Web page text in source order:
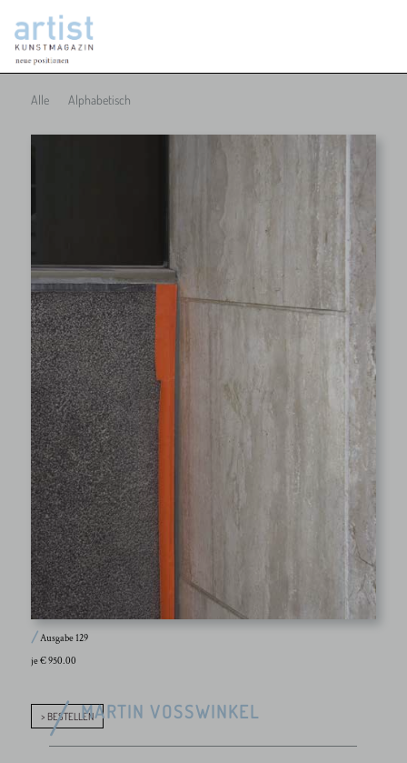
Alle Alphabetisch
Ausgabe 129
je € 950.00
> BESTELLENMARTIN VOSSWINKEL